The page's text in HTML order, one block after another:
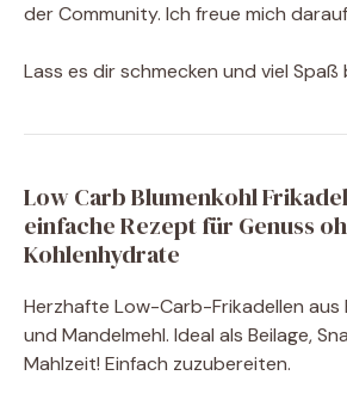
der Community. Ich freue mich
Lass es dir schmecken und viel Spaß
Low Carb Blumenkohl
einfache Rezept für Genuss
Kohlenhydrate
Herzhafte Low-Carb-Frikadellen aus
und Mandelmehl. Ideal als Beilage,
Mahlzeit! Einfach zuzubereiten.